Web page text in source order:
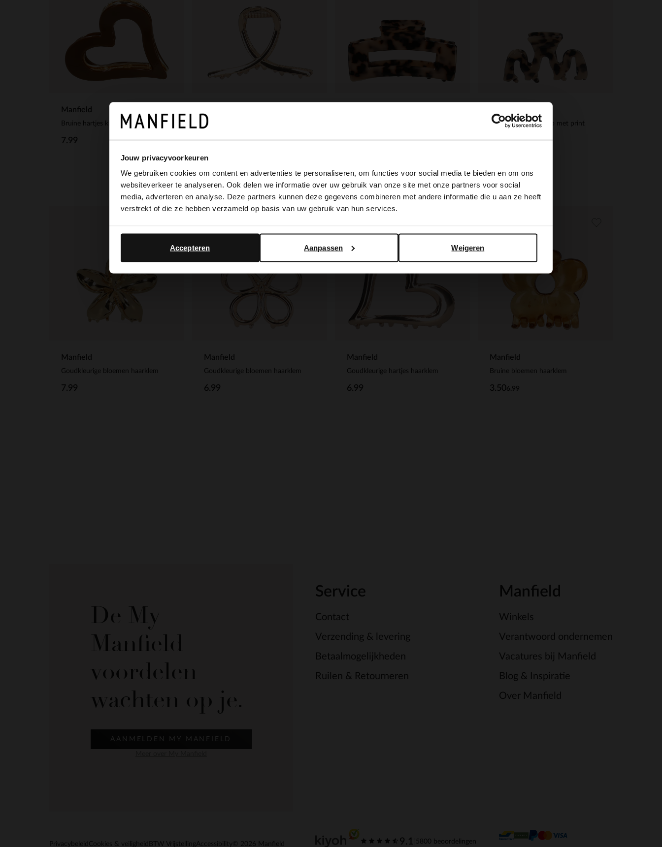
Jouw privacyvoorkeuren
We gebruiken cookies om content en advertenties te personaliseren, om functies voor social media te bieden en om ons
websiteverkeer te analyseren. Ook delen we informatie over uw gebruik van onze site met onze partners voor social
media, adverteren en analyse. Deze partners kunnen deze gegevens combineren met andere informatie die u aan ze heeft
verstrekt of die ze hebben verzameld op basis van uw gebruik van hun services.
Weigeren
Aanpassen
Accepteren
Manfield
Bruine hartjes klem
7.99
Goudkleurige haarklem
9.99 9.99
Bruine zigzag haarclip met print
7.99
Manfield
Goudkleurige bloemen haarklem
7.99
Manfield
Goudkleurige bloemen haarklem
6.99
Manfield
Goudkleurige hartjes haarklem
6.99
Manfield
Bruine bloemen haarklem
6.99
3.50
De My
Manfield
voordelen
wachten op je.
AANMELDEN MY MANFIELD
Service
Contact
Verzending & levering
Betaalmogelijkheden
Ruilen & Retourneren
Manfield
Winkels
Verantwoord ondernemen
Vacatures bij Manfield
Blog & Inspiratie
Over Manfield
9.1 5800 beoordelingen
Privacybeleid Cookies & veiligheid BTW VrijstellingAccessibility © 2026 Manfield
×
It looks like your language isn't Dutch. Would you like to